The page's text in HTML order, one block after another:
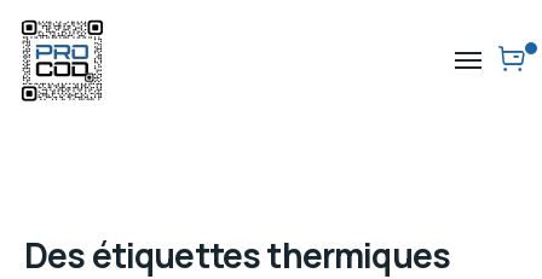
Des étiquettes thermiques